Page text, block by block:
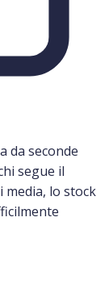
da seconde
segue il
media, lo stock